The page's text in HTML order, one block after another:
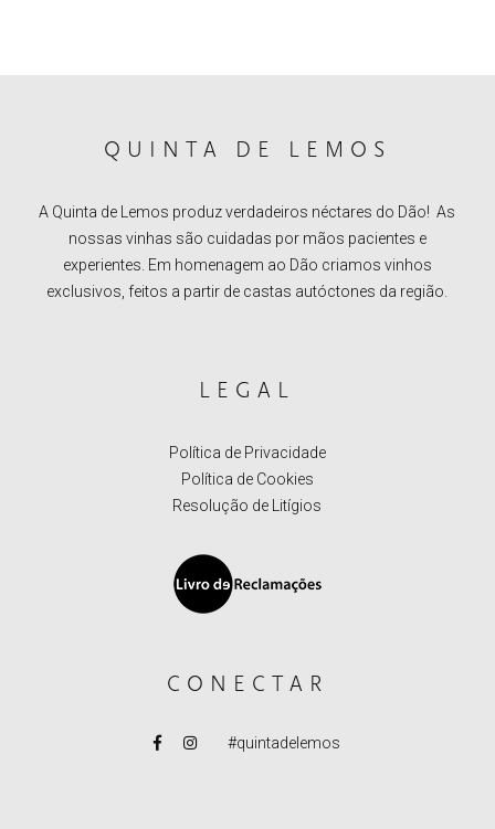
QUINTA DE LEMOS
A Quinta de Lemos produz verdadeiros néctares do Dão! As
nossas vinhas são cuidadas por mãos pacientes e
experientes. Em homenagem ao Dão criamos vinhos
exclusivos, feitos a partir de castas autóctones da região.
LEGAL
Política de Privacidade
Política de Cookies
Resolução de Litígios
CONECTAR
#quintadelemos